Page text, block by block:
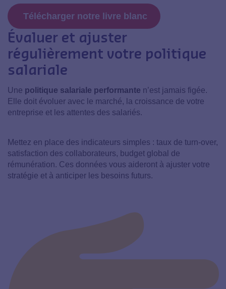
Télécharger notre livre blanc
Évaluer et ajuster
régulièrement votre politique
salariale
Une politique salariale performante n’est jamais figée.
Elle doit évoluer avec le marché, la croissance de votre
entreprise et les attentes des salariés.
Mettez en place des indicateurs simples : taux de turn-over,
satisfaction des collaborateurs, budget global de
rémunération. Ces données vous aideront à ajuster votre
stratégie et à anticiper les besoins futurs.